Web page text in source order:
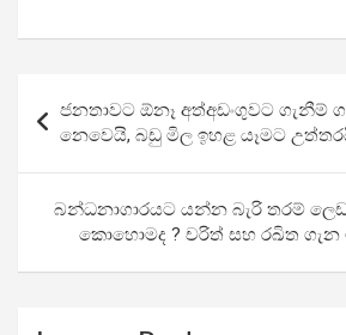
ce
o
o
k
tt
er
at
A
p
p
e
gr
a
m
e
navigation
ජනතාවට ඕනෑ අත්අඩංගුවට ගැනීම්
නෙවෙයි, බඩු මිල ඉහළ යෑමට
බන්ධනාගාරයට යන්න බැරි තරම්
කොහොමද ? චරිත් සහ රඛිත ගැන